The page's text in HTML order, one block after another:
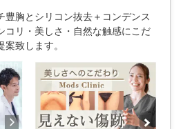
豊胸とシリコン抜去＋コンデンス
コリ・美しさ・自然な触感にこだ
致します。